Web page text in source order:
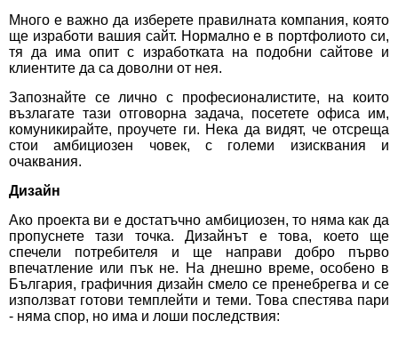
Много е важно да изберете правилната компания, която
ще изработи вашия сайт. Нормално е в портфолиото си,
тя да има опит с изработката на подобни сайтове и
клиентите да са доволни от нея.
Запознайте се лично с професионалистите, на които
възлагате тази отговорна задача, посетете офиса им,
комуникирайте, проучете ги. Нека да видят, че отсреща
стои амбициозен човек, с големи изисквания и
очаквания.
Дизайн
Ако проекта ви е достатъчно амбициозен, то няма как да
пропуснете тази точка.Дизайнът е това, което ще
спечели потребителя и ще направи добро първо
впечатление или пък не. На днешно време, особено в
България, графичния дизайн смело се пренебрегва и се
използват готови темплейти и теми. Това спестява пари
- няма спор, но има и лоши последствия: